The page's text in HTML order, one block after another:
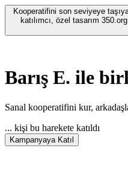
Kooperatifini son seviyeye
katılımcı, özel tasarım
Barış E. ile
Sanal kooperatifini kur,
... kişi bu harekete katıldı
Kampanyaya Katıl